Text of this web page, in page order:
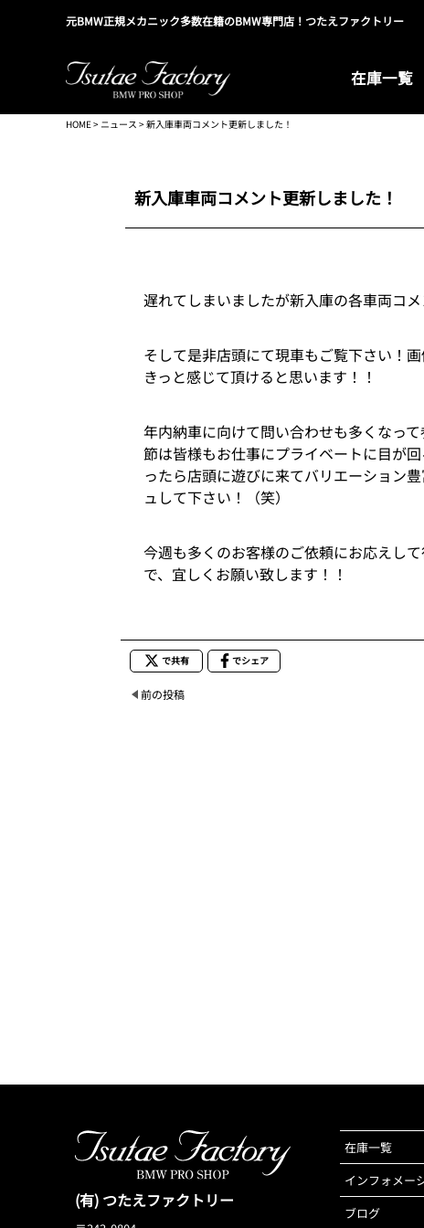
元BMW正規メカニック多数在籍のBMW専門店！つたえファクトリー
在庫一覧
HOME> ニュース > 新入庫車両コメント更新しました！
新入庫車両コメント更新しました！
遅れてしまいましたが新入庫の各車両コ
そして是非店頭にて現車もご覧下さい！
きっと感じて頂けると思います！！
年内納車に向けて問い合わせも多くなっ
節は皆様もお仕事にプライベートに目が
ったら店頭に遊びに来てバリエーション
ュして下さい！（笑）
今週も多くのお客様のご依頼にお応えし
で、宜しくお願い致します！！
で共有 でシェア
前の投稿
(有) つたえファクトリー
在庫一覧
インフォメー
ブログ